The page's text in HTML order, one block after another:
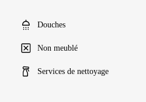
Douches
Non meublé
Services de nettoyage